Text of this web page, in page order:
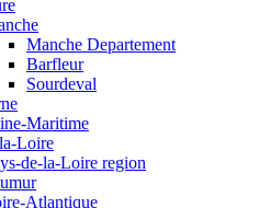
Manche Departement
Barfleur
Sourdeval
Maritime
Loire
de-la-Loire region
Atlantique